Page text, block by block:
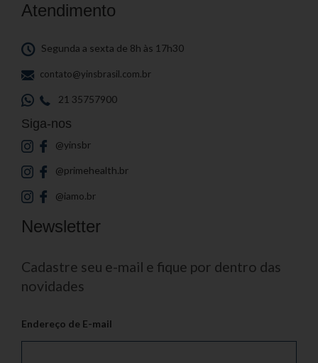
Atendimento
Segunda a sexta de 8h às 17h30
contato@yinsbrasil.com.br
21 35757900
Siga-nos
@yinsbr
@primehealth.br
@iamo.br
Newsletter
Cadastre seu e-mail e fique por dentro das
novidades
Endereço de E-mail